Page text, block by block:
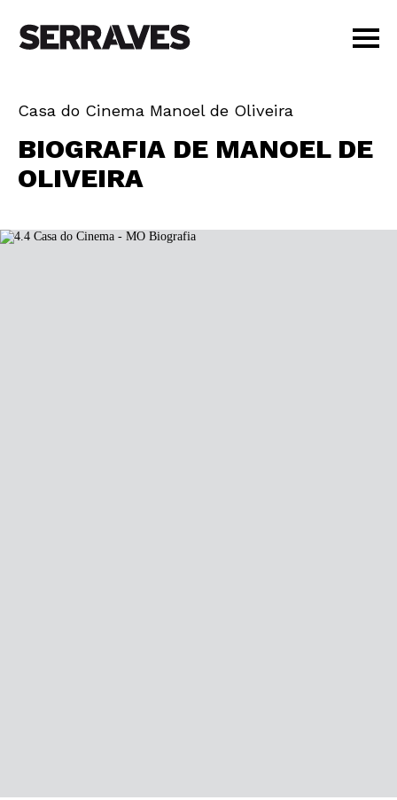
AGENDA
APRENDER
LOJA
BILHETES
Casa do Cinema Manoel de Oliveira
BIOGRAFIA DE MANOEL DE
OLIVEIRA
DE